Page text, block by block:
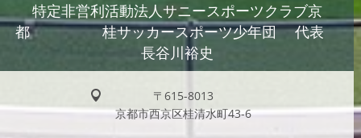
特定非営利活動法人サニースポーツクラブ京
都 桂サッカースポーツ少年団 代表
長谷川裕史
〒615-8013
京都市西京区桂清水町43-6